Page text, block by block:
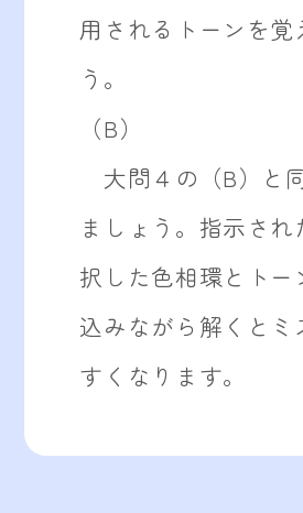
用されるトーンを覚
う。
（B）
大問４の（B）と
ましょう。指示さ
択した色相環とトー
込みながら解くとミ
すくなります。